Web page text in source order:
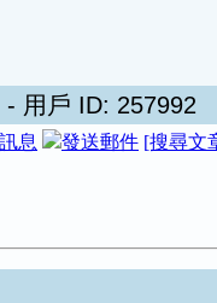
- 用戶 ID: 257992
[搜尋文